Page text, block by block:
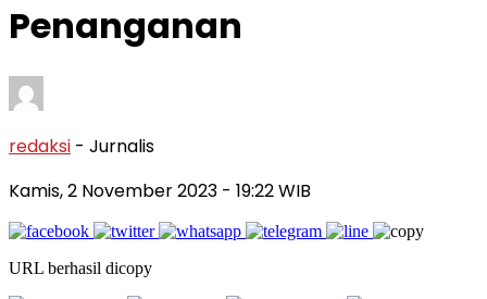
Penanganan
redaksi - Jurnalis
Kamis, 2 November 2023 - 19:22 WIB
URL berhasil dicopy